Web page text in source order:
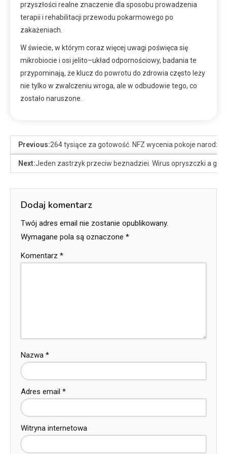
przyszłości realne znaczenie dla sposobu prowadzenia
terapii i rehabilitacji przewodu pokarmowego po
zakażeniach.
W świecie, w którym coraz więcej uwagi poświęca się
mikrobiocie i osi jelito–układ odpornościowy, badania te
przypominają, że klucz do powrotu do zdrowia często leży
nie tylko w zwalczeniu wroga, ale w odbudowie tego, co
zostało naruszone.
Previous:264 tysiące za gotowość. NFZ wycenia pokoje
Next:Jeden zastrzyk przeciw beznadziei. Wirus opryszczki a
Dodaj komentarz
Twój adres email nie zostanie opublikowany.
Wymagane pola są oznaczone *
Komentarz *
Nazwa *
Adres email *
Witryna internetowa